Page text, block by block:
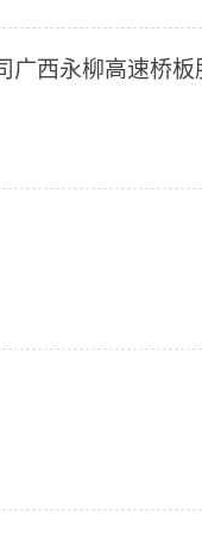
广西永柳高速桥板